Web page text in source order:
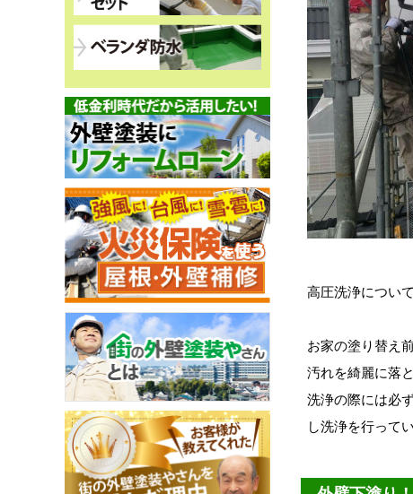
高圧洗浄につい
お家の塗り替え
汚れを綺麗に落
洗浄の際には必
し洗浄を行って